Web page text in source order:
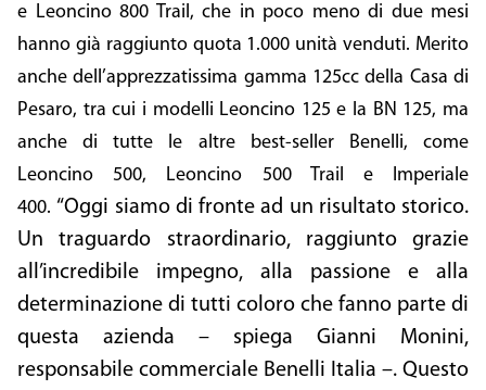
e Leoncino 800 Trail, che in poco meno di due mesi
hanno già raggiunto quota 1.000 unità venduti. Merito
anche dell’apprezzatissima gamma 125cc della Casa di
Pesaro, tra cui i modelli Leoncino 125 e la BN 125, ma
anche di tutte le altre best-seller Benelli, come
Leoncino 500, Leoncino 500 Trail e Imperiale
400.“Oggi siamo di fronte ad un risultato storico.
Un traguardo straordinario, raggiunto grazie
all’incredibile impegno, alla passione e alla
determinazione di tutti coloro che fanno parte di
questa azienda – spiega Gianni Monini,
responsabile commerciale Benelli Italia –. Questo